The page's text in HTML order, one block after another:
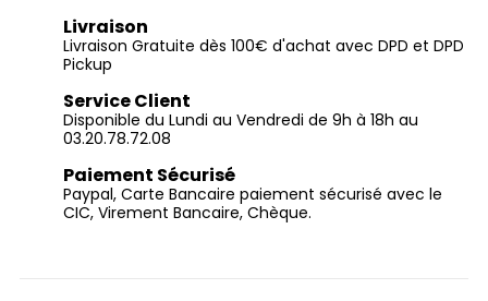
Livraison
Livraison Gratuite dès 100€ d'achat avec DPD et DPD
Pickup
Service Client
Disponible du Lundi au Vendredi de 9h à 18h au
03.20.78.72.08
Paiement Sécurisé
Paypal, Carte Bancaire paiement sécurisé avec le
CIC, Virement Bancaire, Chèque.